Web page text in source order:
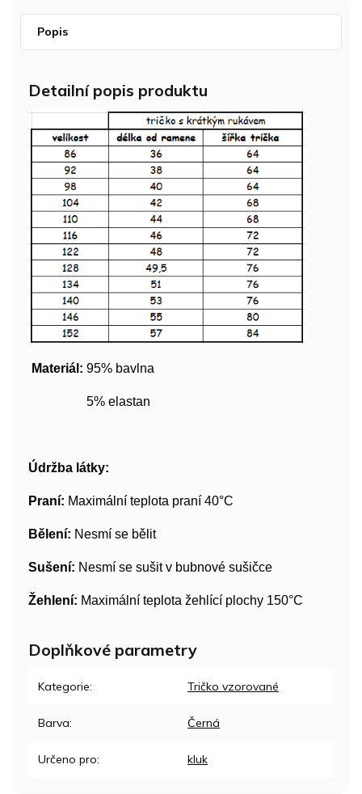
Popis
Detailní popis produktu
Materiál: 95% bavlna
5% elastan
Údržba látky:
Praní: Maximální teplota praní 40°C
Bělení: Nesmí se bělit
Sušení: Nesmí se sušit v bubnové sušičce
Žehlení: Maximální teplota žehlící plochy 150°C
Doplňkové parametry
Kategorie: Tričko vzorované
Barva: Černá
Určeno pro: kluk